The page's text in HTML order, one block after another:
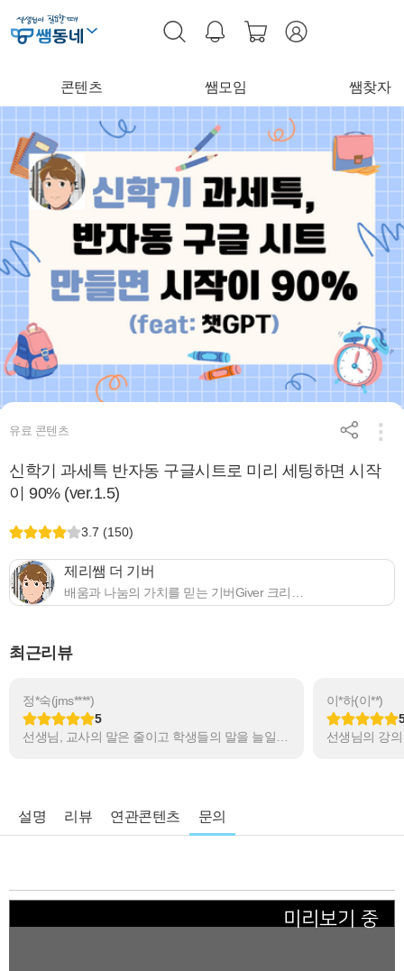
콘텐츠 쌤모임 쌤찾자
유료 콘텐츠
신학기 과세특 반자동 구글시트로 미리 세팅하면 시작
이 90% (ver.1.5)
3.7 (150)
제리쌤 더 기버
최근리뷰
정*숙(jms****)
5
선생님, 교사의 말은 줄이고 학생들의 말을 늘일 수 있는 방법에 대한 실제 예를 수업 동영상으로 접하면서 선생님께서 전달하고자 하는 내용에 대한 이해가 쏙쏙 되었습니다. 교실백점 연수를 터음으로 접한 저에게는 신세계입니다. 겨울방학에 열심히 배우고 복습해서 꼭 저의 학교생활에도 적용하겠습니다. 나 진정한 교육 나눔에 깊이 감사합니다.
이*하(이**)
설명 리뷰 연관콘텐츠 문의